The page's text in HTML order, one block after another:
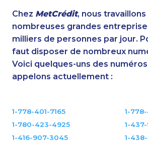
Chez MetCrédit, nous
nombreuses grandes
milliers de personnes par jour.
faut disposer de nombreux
Voici quelques-uns des
appelons actuellement :
1-778-401-7165
1-
1-780-423-4925
1-
1-416-907-3045
1-